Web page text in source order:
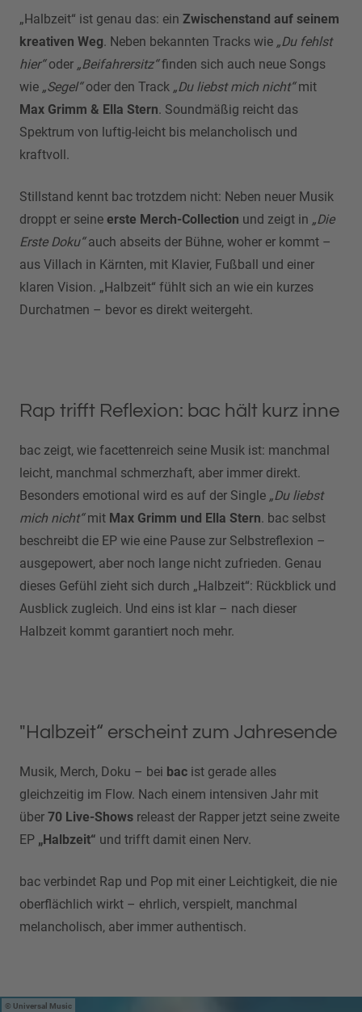
„Halbzeit“ ist genau das: ein Zwischenstand auf seinem
kreativen Weg. Neben bekannten Tracks wie „Du fehlst
hier“oder „Beifahrersitz“finden sich auch neue Songs
wie „Segel“oder den Track „Du liebst mich nicht“mit
Max Grimm & Ella Stern. Soundmäßig reicht das
Spektrum von luftig-leicht bis melancholisch und
kraftvoll.
Stillstand kennt bac trotzdem nicht: Neben neuer Musik
droppt er seine erste Merch-Collection und zeigt in „Die
Erste Doku“auch abseits der Bühne, woher er kommt –
aus Villach in Kärnten, mit Klavier, Fußball und einer
klaren Vision. „Halbzeit“ fühlt sich an wie ein kurzes
Durchatmen – bevor es direkt weitergeht.
Rap trifft Reflexion: bac hält kurz inne
bac zeigt, wie facettenreich seine Musik ist: manchmal
leicht, manchmal schmerzhaft, aber immer direkt.
Besonders emotional wird es auf der Single „Du liebst
mich nicht“mit Max Grimm und Ella Stern. bac selbst
beschreibt die EP wie eine Pause zur Selbstreflexion –
ausgepowert, aber noch lange nicht zufrieden. Genau
dieses Gefühl zieht sich durch „Halbzeit“: Rückblick und
Ausblick zugleich. Und eins ist klar – nach dieser
Halbzeit kommt garantiert noch mehr.
"Halbzeit“ erscheint zum Jahresende
Musik, Merch, Doku – bei bac ist gerade alles
gleichzeitig im Flow. Nach einem intensiven Jahr mit
über 70 Live-Shows releast der Rapper jetzt seine zweite
EP „Halbzeit“ und trifft damit einen Nerv.
bac verbindet Rap und Pop mit einer Leichtigkeit, die nie
oberflächlich wirkt – ehrlich, verspielt, manchmal
melancholisch, aber immer authentisch.
Universal Music